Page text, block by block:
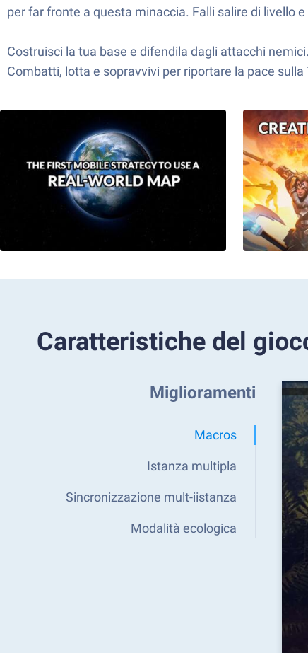
per far fronte a questa minaccia. Falli salire di livello
Costruisci la tua base e difendila dagli attacchi
Combatti, lotta e sopravvivi per riportare la pace sulla
Caratteristiche del
Miglioramenti
Macros
Istanza multipla
Sincronizzazione mult-iistanza
Modalità ecologica